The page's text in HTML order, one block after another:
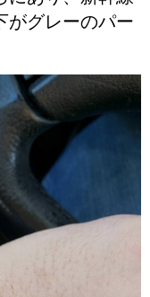
がグレーのパー